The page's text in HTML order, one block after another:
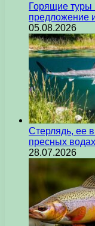
Горящие туры
предложение
05.08.2026
Стерлядь, ее
пресных
28.07.2026